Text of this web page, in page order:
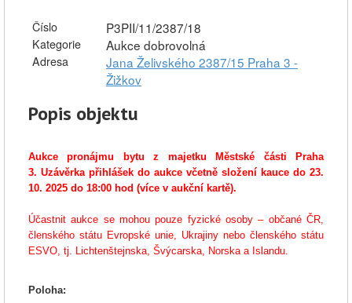
Číslo P3PII/11/2387/18
Kategorie Aukce dobrovolná
Adresa
Jana Želivského 2387/15 Praha 3 -
Žižkov
Popis objektu
Aukce pronájmu bytu z majetku Městské části Praha
3. Uzávěrka přihlášek do aukce včetně složení kauce do 23.
10. 2025 do 18:00 hod (více v aukční kartě).
Účastnit aukce se mohou pouze fyzické osoby – občané ČR,
členského státu Evropské unie, Ukrajiny nebo členského státu
ESVO, tj. Lichtenštejnska, Švýcarska, Norska a Islandu.
Poloha: